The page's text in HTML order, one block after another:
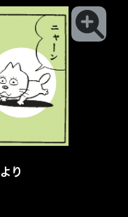
より